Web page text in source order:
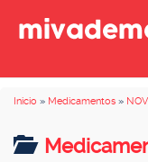
Inicio » Medicamentos »